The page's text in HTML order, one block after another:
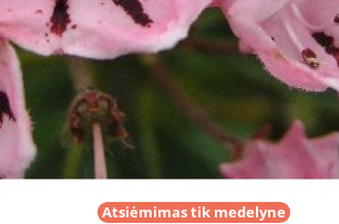
Atsiėmimas tik medelyne